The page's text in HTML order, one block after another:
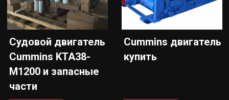
Судовой двигатель
Cummins KTA38-
M1200 и запасные
части
Cummins двигатель
купить